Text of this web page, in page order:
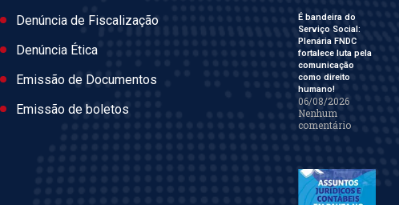
Denúncia de Fiscalização
Denúncia Ética
Emissão de Documentos
Emissão de boletos
É bandeira do
Serviço Social:
Plenária FNDC
fortalece luta pela
comunicação
como direito
humano!
06/08/2026
Nenhum
comentário